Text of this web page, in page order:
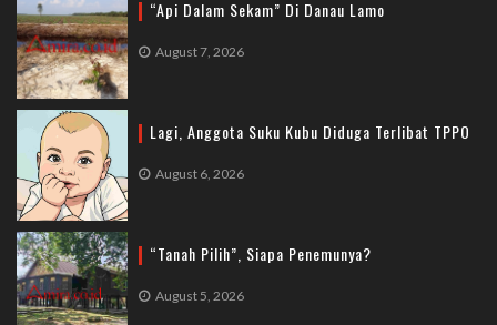
“Api Dalam Sekam” Di Danau Lamo
August 7, 2026
Lagi, Anggota Suku Kubu Diduga Terlibat TPPO
August 6, 2026
“Tanah Pilih”, Siapa Penemunya?
August 5, 2026